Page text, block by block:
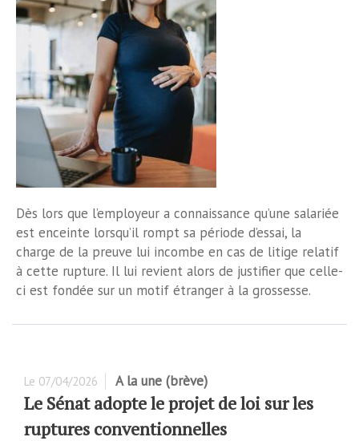
Dès lors que l’employeur a connaissance qu’une salariée
est enceinte lorsqu’il rompt sa période d’essai, la
charge de la preuve lui incombe en cas de litige relatif
à cette rupture. Il lui revient alors de justifier que celle-
ci est fondée sur un motif étranger à la grossesse.
Le 07/04/2026 A la une (brève)
Le Sénat adopte le projet de loi sur les
ruptures conventionnelles